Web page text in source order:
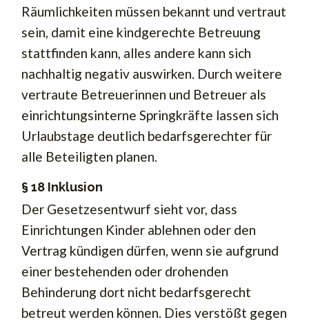
Räumlichkeiten müssen bekannt und vertraut
sein, damit eine kindgerechte Betreuung
stattfinden kann, alles andere kann sich
nachhaltig negativ auswirken. Durch weitere
vertraute Betreuerinnen und Betreuer als
einrichtungsinterne Springkräfte lassen sich
Urlaubstage deutlich bedarfsgerechter für
alle Beteiligten planen.
§ 18 Inklusion
Der Gesetzesentwurf sieht vor, dass
Einrichtungen Kinder ablehnen oder den
Vertrag kündigen dürfen, wenn sie aufgrund
einer bestehenden oder drohenden
Behinderung dort nicht bedarfsgerecht
betreut werden können. Dies verstößt gegen